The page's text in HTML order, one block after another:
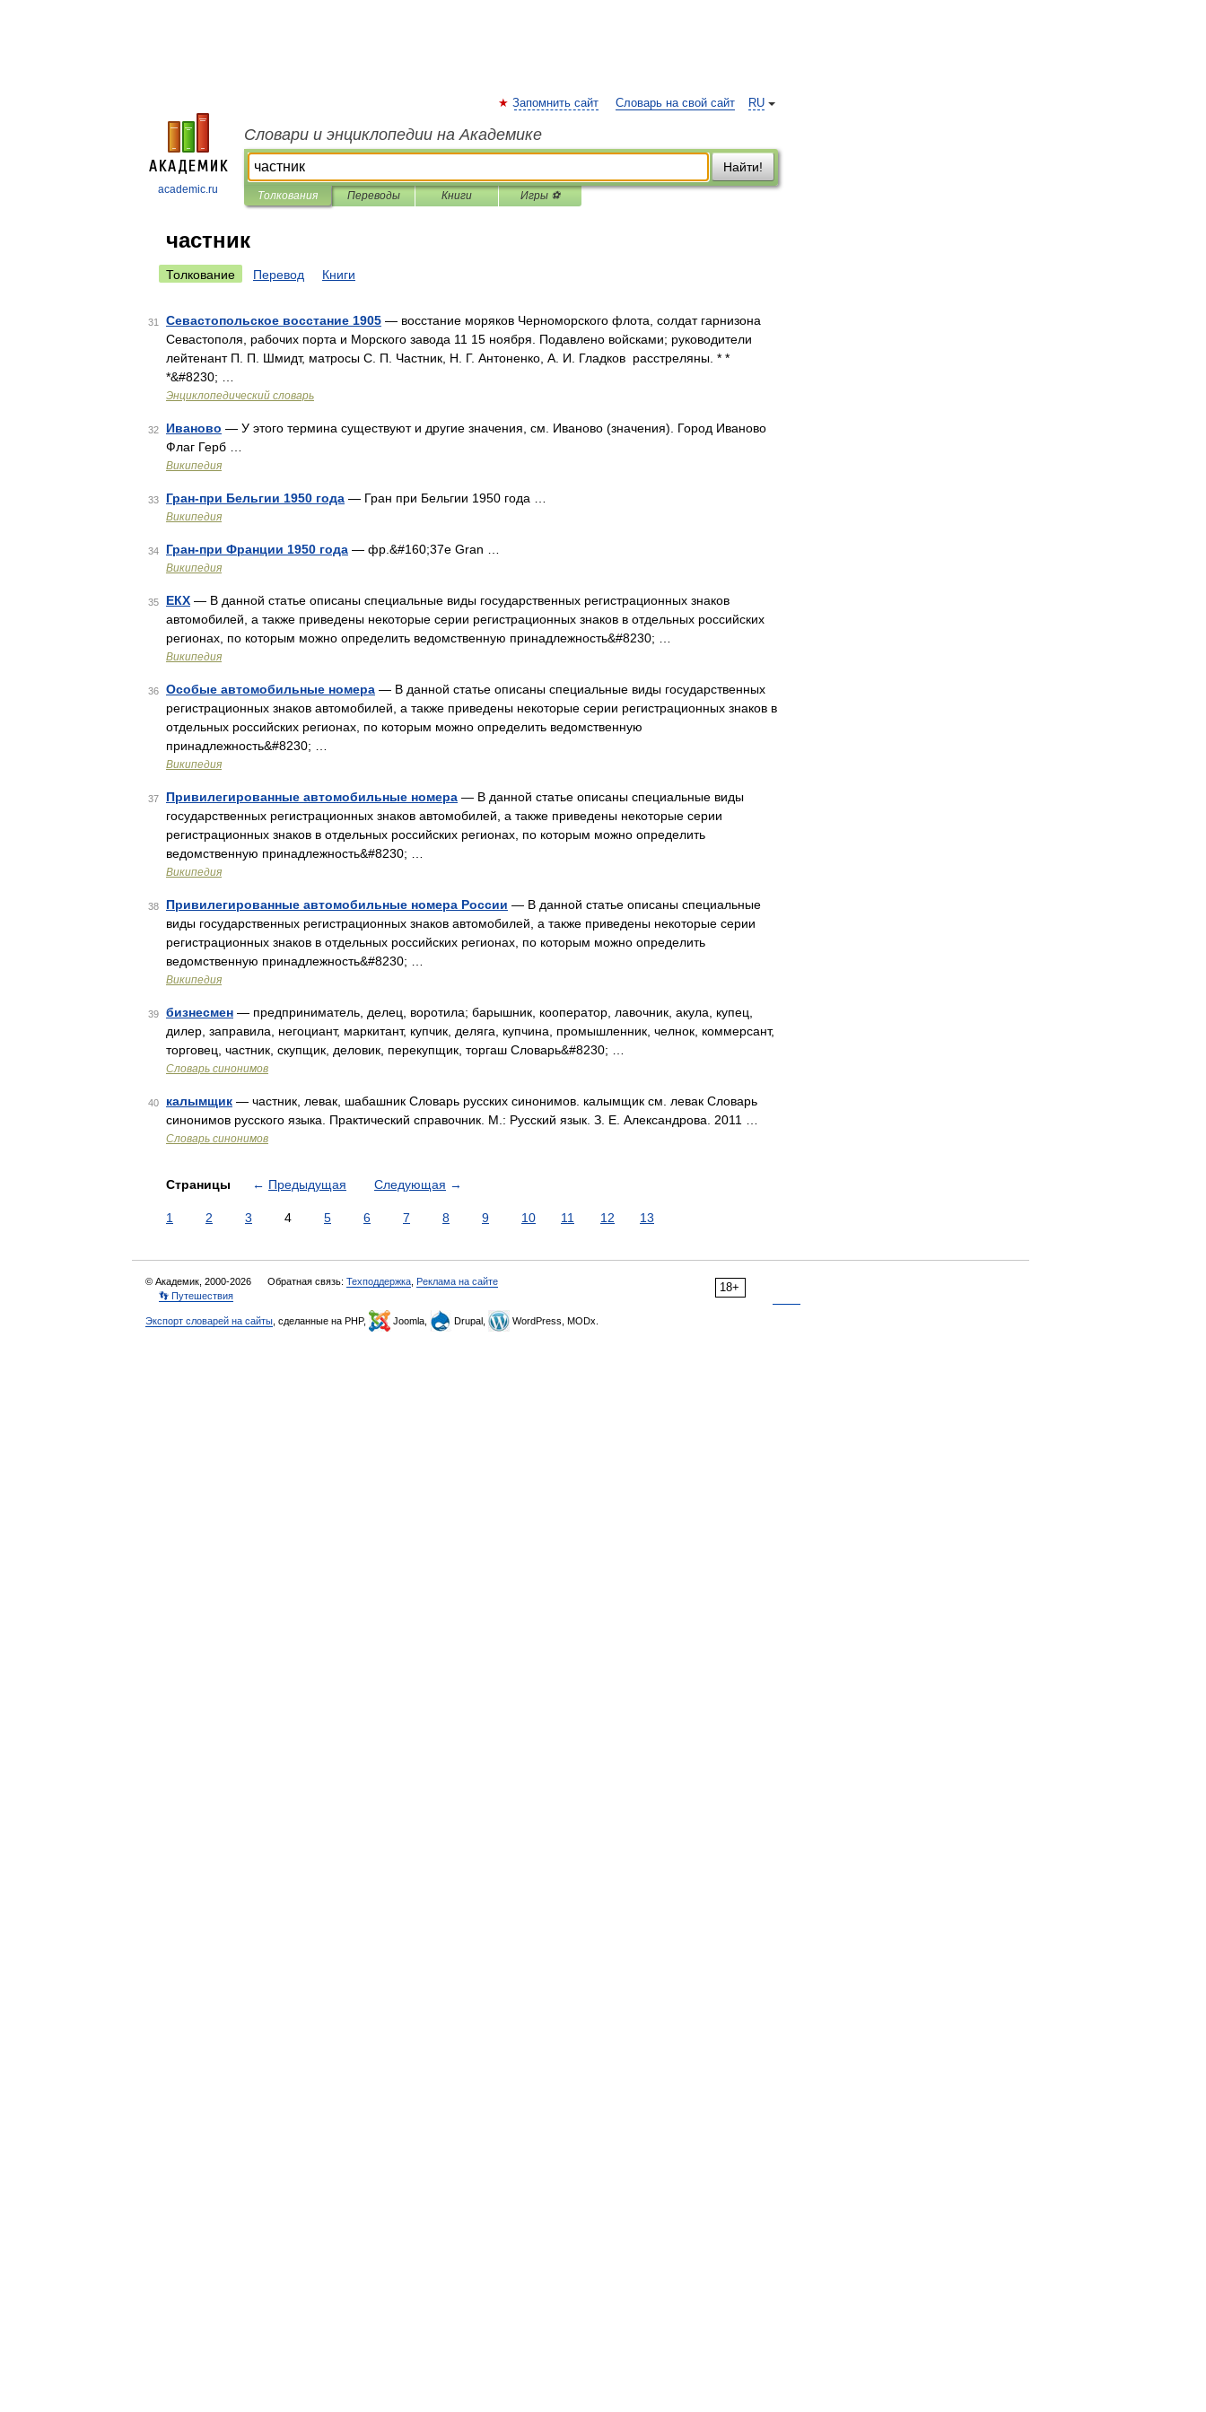
academic.ru
RU
Запомнить сайт Словарь на свой сайт
Словари и энциклопедии на Академике
Найти!
Толкования Переводы Книги Игры ⚽
частник
Толкование Перевод Книги
31 Севастопольское восстание 1905 — восстание моряков Черноморского флота, солдат гарнизона
Севастополя, рабочих порта и Морского завода 11 15 ноября. Подавлено войсками; руководители
лейтенант П. П. Шмидт, матросы С. П. Частник, Н. Г. Антоненко, А. И. Гладков расстреляны. * *
*&#8230; …
Энциклопедический словарь
32 Иваново — У этого термина существуют и другие значения, см. Иваново (значения). Город Иваново
Флаг Герб …
Википедия
33 Гран-при Бельгии 1950 года — Гран при Бельгии 1950 года …
Википедия
34 Гран-при Франции 1950 года — фр.&#160;37e Gran …
Википедия
35 ЕКХ — В данной статье описаны специальные виды государственных регистрационных знаков
автомобилей, а также приведены некоторые серии регистрационных знаков в отдельных российских
регионах, по которым можно определить ведомственную принадлежность&#8230; …
Википедия
36 Особые автомобильные номера — В данной статье описаны специальные виды государственных
регистрационных знаков автомобилей, а также приведены некоторые серии регистрационных знаков в
отдельных российских регионах, по которым можно определить ведомственную
принадлежность&#8230; …
Википедия
37 Привилегированные автомобильные номера — В данной статье описаны специальные виды
государственных регистрационных знаков автомобилей, а также приведены некоторые серии
регистрационных знаков в отдельных российских регионах, по которым можно определить
ведомственную принадлежность&#8230; …
Википедия
38 Привилегированные автомобильные номера России — В данной статье описаны специальные
виды государственных регистрационных знаков автомобилей, а также приведены некоторые серии
регистрационных знаков в отдельных российских регионах, по которым можно определить
ведомственную принадлежность&#8230; …
Википедия
39 бизнесмен — предприниматель, делец, воротила; барышник, кооператор, лавочник, акула, купец,
дилер, заправила, негоциант, маркитант, купчик, деляга, купчина, промышленник, челнок, коммерсант,
торговец, частник, скупщик, деловик, перекупщик, торгаш Словарь&#8230; …
Словарь синонимов
40 калымщик — частник, левак, шабашник Словарь русских синонимов. калымщик см. левак Словарь
синонимов русского языка. Практический справочник. М.: Русский язык. З. Е. Александрова. 2011 …
Словарь синонимов
Страницы ← Предыдущая Следующая →
1 2 3 4 5 6 7 8 9 10 11 12 13
18+
© Академик, 2000-2026 Обратная связь: Техподдержка Реклама на сайте
👣 Путешествия
Экспорт словарей на сайты , сделанные на PHP, Joomla, Drupal, WordPress, MODx.